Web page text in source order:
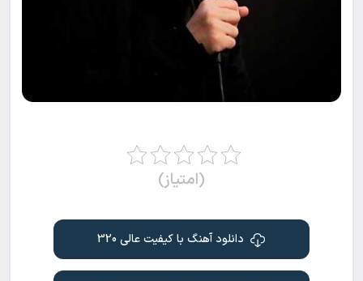
(امتیاز)
دانلود آهنگ با کیفیت عالی 320